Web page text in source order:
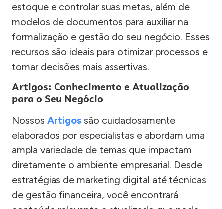
estoque e controlar suas metas, além de
modelos de documentos para auxiliar na
formalização e gestão do seu negócio. Esses
recursos são ideais para otimizar processos e
tomar decisões mais assertivas.
Artigos: Conhecimento e Atualização
para o Seu Negócio
Nossos Artigos são cuidadosamente
elaborados por especialistas e abordam uma
ampla variedade de temas que impactam
diretamente o ambiente empresarial. Desde
estratégias de marketing digital até técnicas
de gestão financeira, você encontrará